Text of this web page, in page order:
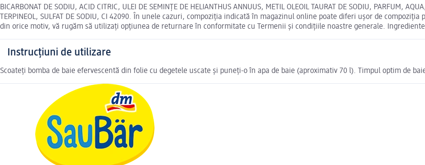
BICARBONAT DE SODIU, ACID CITRIC, ULEI DE SEMINȚE DE HELIANTHUS ANNUUS, METIL OLEOIL TAURAT DE SODIU, PARFUM,
TERPINEOL, SULFAT DE SODIU, CI 42090. În unele cazuri, compoziția indicată în magazinul online poate diferi ușor de
din orice motiv, vă rugăm să utilizați opțiunea de returnare în conformitate cu Termenii și condițiile noastre generale.
Instrucțiuni de utilizare
Scoateți bomba de baie efervescentă din folie cu degetele uscate și puneți-o în apa de baie (aproximativ 70 l). Timpul optim de